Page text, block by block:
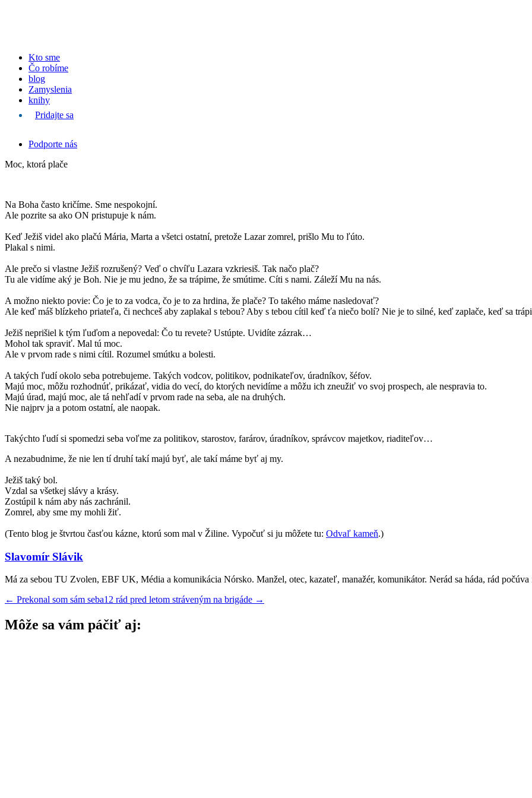
Kto sme
Čo robíme
blog
Zamyslenia
knihy
Pridajte sa
Podporte nás
Moc, ktorá plače
Na Boha často kričíme. Sme nespokojní.
Ale pozrite sa ako ON pristupuje k nám.
Keď Ježiš videl ako plačú Mária, Marta a všetci ostatní, pretože Lazar zomrel, prišlo Mu to ľúto.
Plakal s nimi.
Ale prečo si vlastne Ježiš rozrušený? Veď o chvíľu Lazara vzkriesiš. Tak načo plač?
Tu ale vidíme aký je Boh. Nie je mu jedno, že sa trápime, že smútime. Cíti s nami. Záleží Mu na nás.
A možno niekto povie: Čo je to za vodca, čo je to za hrdina, že plače? To takého máme nasledovať?
Ale keď máš blízkeho priateľa, či nechceš aby zaplakal s tebou? Aby s tebou cítil keď ťa niečo bolí? Nie je to silné, keď zaplače, keď sa
Ježiš neprišiel k tým ľuďom a nepovedal: Čo tu revete? Ustúpte. Uvidíte zázrak…
Mohol tak spraviť. Mal tú moc.
Ale v prvom rade s nimi cítil. Rozumel smútku a bolesti.
A takých ľudí okolo seba potrebujeme. Takých vodcov, politikov, podnikateľov, úradníkov, šéfov.
Majú moc, môžu rozhodnúť, prikázať, vidia do vecí, do ktorých nevidíme a môžu ich zneužiť vo svoj prospech, ale nespravia to.
Majú úrad, majú moc, ale tá nehľadí v prvom rade na seba, ale na druhých.
Nie najprv ja a potom ostatní, ale naopak.
Takýchto ľudí si spomedzi seba voľme za politikov, starostov, farárov, úradníkov, správcov majetkov, riaditeľov…
A nezabudnime, že nie len tí druhí takí majú byť, ale takí máme byť aj my.
Ježiš taký bol.
Vzdal sa všetkej slávy a krásy.
Zostúpil k nám aby nás zachránil.
Zomrel, aby sme my mohli žiť.
(Tento blog je štvrtou časťou kázne, ktorú som mal v Žiline. Vypočuť si ju môžete tu: Odvaľ kameň.)
Slavomír Slávik
Má za sebou TU Zvolen, EBF UK, Média a komunikácia Nórsko. Manžel, otec, kazateľ, manažér, komunikátor. Nerád sa háda, rád
← Prekonal som sám seba12 rád pred letom stráveným na brigáde →
Môže sa vám páčiť aj: